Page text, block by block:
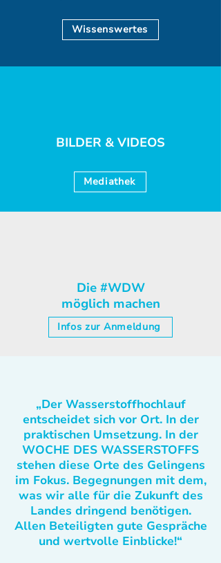
Wissenswertes
BILDER & VIDEOS
Mediathek
Die #WDW
möglich machen
Infos zur Anmeldung
„Der Wasserstoffhochlauf
entscheidet sich vor Ort. In der
praktischen Umsetzung. In der
WOCHE DES WASSERSTOFFS
stehen diese Orte des Gelingens
im Fokus. Begegnungen mit dem,
was wir alle für die Zukunft des
Landes dringend benötigen.
Allen Beteiligten gute Gespräche
und wertvolle Einblicke!“